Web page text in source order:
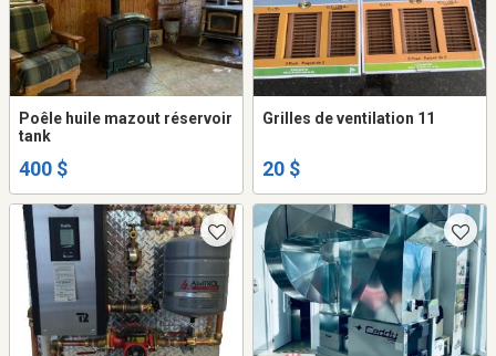
Poêle huile mazout réservoir
tank
400 $
Grilles de ventilation 11
20 $